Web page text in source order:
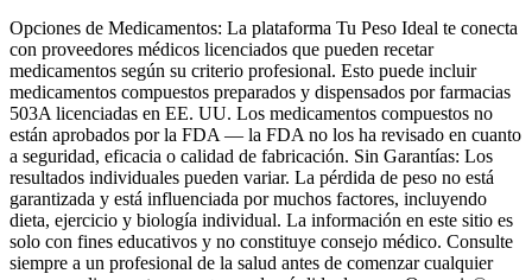
Opciones de Medicamentos: La plataforma Tu Peso Ideal te conecta
con proveedores médicos licenciados que pueden recetar
medicamentos según su criterio profesional. Esto puede incluir
medicamentos compuestos preparados y dispensados por farmacias
503A licenciadas en EE. UU. Los medicamentos compuestos no
están aprobados por la FDA — la FDA no los ha revisado en cuanto
a seguridad, eficacia o calidad de fabricación. Sin Garantías: Los
resultados individuales pueden variar. La pérdida de peso no está
garantizada y está influenciada por muchos factores, incluyendo
dieta, ejercicio y biología individual. La información en este sitio es
solo con fines educativos y no constituye consejo médico. Consulte
siempre a un profesional de la salud antes de comenzar cualquier